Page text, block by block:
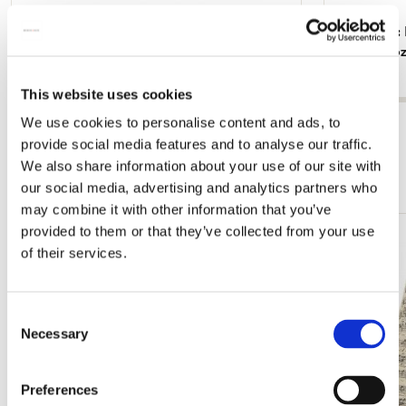
This website uses cookies
We use cookies to personalise content and ads, to
provide social media features and to analyse our traffic.
We also share information about your use of our site with
our social media, advertising and analytics partners who
may combine it with other information that you’ve
provided to them or that they’ve collected from your use
of their services.
Selection
Necessary
Preferences
Heft A5: Die Kantate, J.S. Bach, Bach Archiv
Notizblock:
Archiv
Alle anzeigen von Johann Sebastian Bach
Mehr von Bach Archiv Leipzig